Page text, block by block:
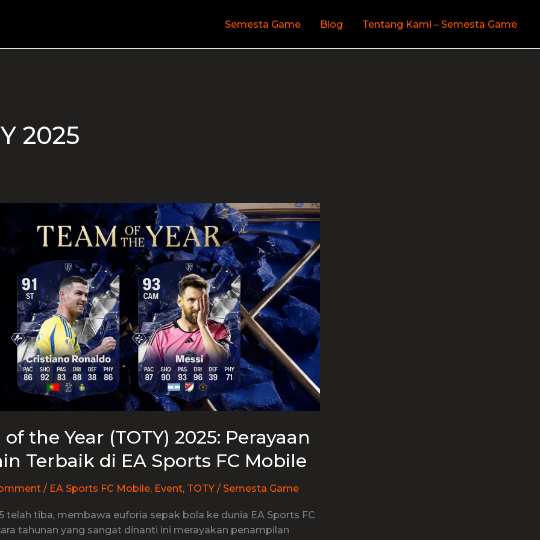
Semesta Game Blog Tentang Kami – Semesta Game
2025
the Year (TOTY) 2025: Perayaan
Terbaik di EA Sports FC Mobile
/ EA Sports FC Mobile, Event, TOTY / Semesta Game
telah tiba, membawa euforia sepak bola ke dunia EA Sports FC
tahunan yang sangat dinanti ini merayakan penampilan